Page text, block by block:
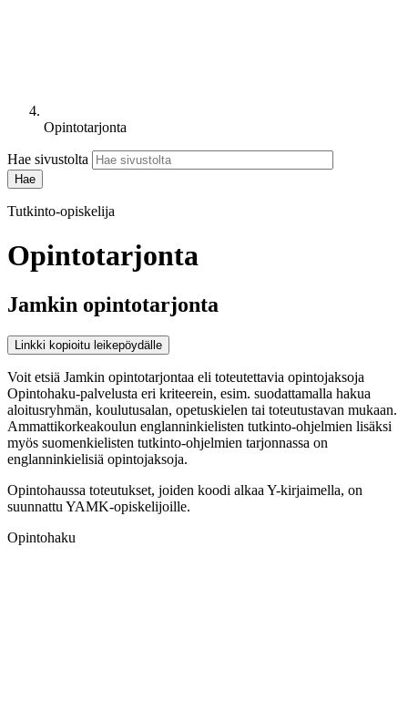
Opintotarjonta
Hae sivustolta
Tutkinto-opiskelija
Opintotarjonta
Jamkin opintotarjonta
Linkki kopioitu leikepöydälle
Voit etsiä Jamkin opintotarjontaa eli toteutettavia opintojaksoja
Opintohaku-palvelusta eri kriteerein, esim. suodattamalla hakua
aloitusryhmän, koulutusalan, opetuskielen tai toteutustavan mukaan.
Ammattikorkeakoulun englanninkielisten tutkinto-ohjelmien lisäksi
myös suomenkielisten tutkinto-ohjelmien tarjonnassa on
englanninkielisiä opintojaksoja.
Opintohaussa toteutukset, joiden koodi alkaa Y-kirjaimella, on
suunnattu YAMK-opiskelijoille.
Opintohaku